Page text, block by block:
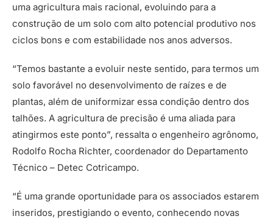
uma agricultura mais racional, evoluindo para a
construção de um solo com alto potencial produtivo nos
ciclos bons e com estabilidade nos anos adversos.
“Temos bastante a evoluir neste sentido, para termos um
solo favorável no desenvolvimento de raízes e de
plantas, além de uniformizar essa condição dentro dos
talhões. A agricultura de precisão é uma aliada para
atingirmos este ponto”, ressalta o engenheiro agrônomo,
Rodolfo Rocha Richter, coordenador do Departamento
Técnico – Detec Cotricampo.
“É uma grande oportunidade para os associados estarem
inseridos, prestigiando o evento, conhecendo novas